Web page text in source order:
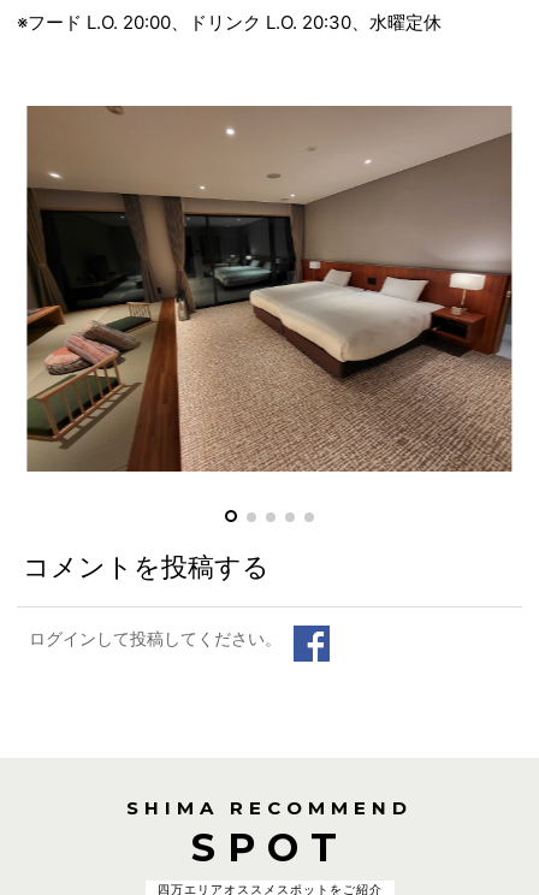
※フード L.O. 20:00、ドリンク L.O. 20:30、水曜定休
コメントを投稿する
ログインして投稿してください。
SHIMA RECOMMEND
SPOT
四万エリアオススメスポットをご紹介